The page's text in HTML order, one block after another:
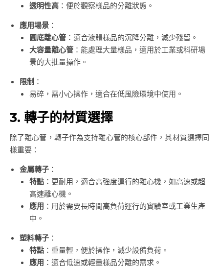
透明性高 ：便於觀察樣品的分離狀態。
應用場景 ：
圓底離心管 ：適合液體樣品的沉降分離，減少殘留。
大容量離心管 ：能處理大量樣品，適用於工業或科研場
景的大批量操作。
限制 ：
易碎，需小心操作，適合在低風險環境中使用。
3. 轉子的材質選擇
除了離心管，轉子作為支持離心管的核心部件，其材質選擇同
樣重要：
金屬轉子 ：
特點 ：更耐用，適合高強度運行的離心機，如高速或超
高速離心機。
應用 ：用於需要長時間高負荷運行的實驗室或工業生產
中。
塑料轉子 ：
特點 ：重量輕，便於操作，減少設備負荷。
應用 ：適合低速或輕量樣品分離的需求。